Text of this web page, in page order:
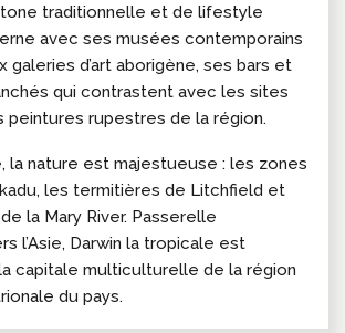
traditionnelle et de lifestyle
avec ses musées contemporains
galeries d’art aborigène, ses bars et
qui contrastent avec les sites
rupestres de la région.
la nature est majestueuse : les zones
les termitières de Litchfield et
la Mary River. Passerelle
l’Asie, Darwin la tropicale est
capitale multiculturelle de la région
du pays.